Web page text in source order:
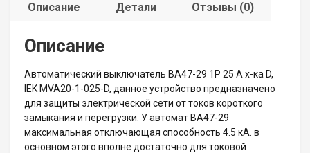
Описание Детали Отзывы (0)
Описание
Автоматический выключатель ВА47-29 1P 25 А х-ка D,
IEK MVA20-1-025-D, данное устройство предназначено
для защиты электрической сети от токов короткого
замыкания и перегрузки. У автомат ВА47-29
максимальная отключающая способность 4.5 кА. в
основном этого вполне достаточно для токовой